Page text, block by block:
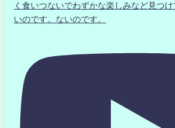
く食いつないでわずかな楽しみなど見つ
いのです。ないのです。